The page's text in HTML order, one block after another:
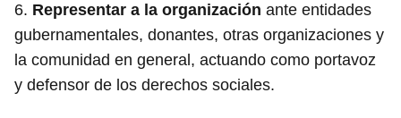
6. Representar a la organización ante entidades
gubernamentales, donantes, otras organizaciones y
la comunidad en general, actuando como portavoz
y defensor de los derechos sociales.